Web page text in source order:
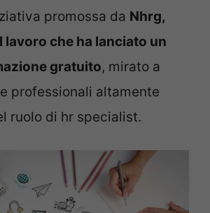
promossa da Nhrg,
lavoro che ha lanciato un
gratuito, mirato a
professionali altamente
ruolo di hr specialist.